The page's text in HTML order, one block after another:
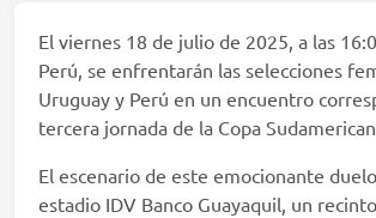
El viernes 18 de julio de 2025, a las
Perú, se enfrentarán las selecciones
Uruguay y Perú en un encuentro
tercera jornada de la Copa
El escenario de este emocionante
estadio IDV Banco Guayaquil, un